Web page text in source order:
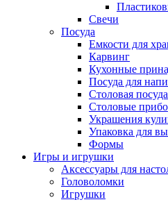
Свечи
Посуда
Емкости для
Карвинг
Кухонные
Посуда для
Столовая посуда
Столовые
Украшения
Упаковка для
Формы
Игры и игрушки
Аксессуары для
Головоломки
Игрушки